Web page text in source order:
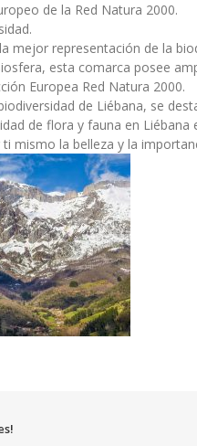
de la Red Natura 2000.
mejor representación de la
esta comarca posee
Europea Red Natura 2000.
de Liébana, se
de flora y fauna en
ti mismo la belleza y la